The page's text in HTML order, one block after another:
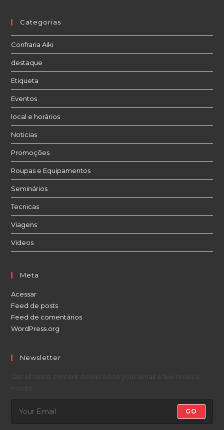
Categorias
Confraria Aiki
destaque
Etiqueta
Eventos
local e horários
Noticias
Promoções
Roupas e Equipamentos
Seminários
Tecnicas
Viagens
Videos
Meta
Acessar
Feed de posts
Feed de comentários
WordPress.org
Newsletter
GO